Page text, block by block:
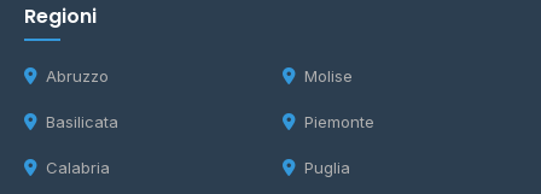
Regioni
Abruzzo
Basilicata
Calabria
Molise
Piemonte
Puglia